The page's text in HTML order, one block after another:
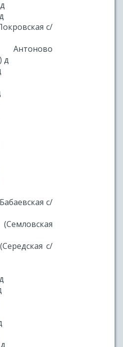
с/
д
с/
с/